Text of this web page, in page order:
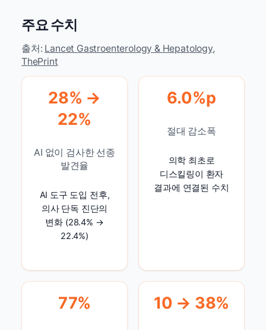
주요 수치
출처: Lancet Gastroenterology & Hepatology,
ThePrint
28% →
22%
AI 없이 검사한 선종
발견율
AI 도구 도입 전후,
의사 단독 진단의
변화 (28.4% →
22.4%)
6.0%p
절대 감소폭
의학 최초로
디스킬링이 환자
결과에 연결된 수치
77% 10 → 38%